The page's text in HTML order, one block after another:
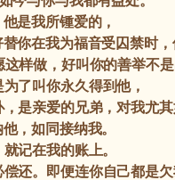
是我所锺爱的，
你在我为福音受囚禁时，
样做，好叫你的善举不
了叫你永久得到他，
是亲爱的兄弟，对我尤
，如同接纳我。
记在我的账上。
偿还。即便连你自己都是欠